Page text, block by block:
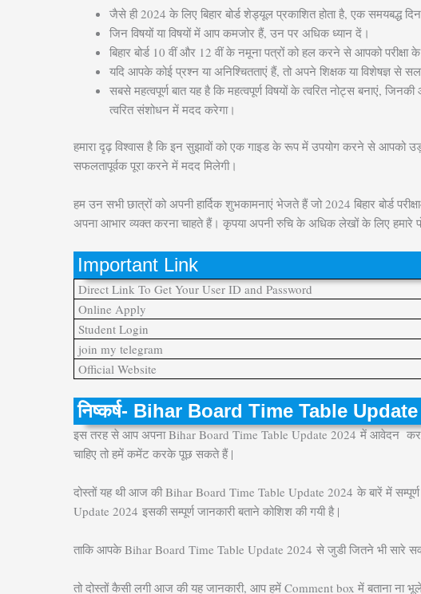
जैसे ही 2024 के लिए बिहार बोर्ड शेड्यूल प्रकाशित होता है, एक समयबद्ध
जिन विषयों या विषयों में आप कमजोर हैं, उन पर अधिक ध्यान दें।
बिहार बोर्ड 10 वीं और 12 वीं के नमूना पत्रों को हल करने से आपको परीक्षा
यदि आपके कोई प्रश्न या अनिश्चितताएं हैं, तो अपने शिक्षक या विशेषज्ञ से
सबसे महत्वपूर्ण बात यह है कि महत्वपूर्ण विषयों के त्वरित नोट्स बनाएं,
त्वरित संशोधन में मदद करेगा।
हमारा दृढ़ विश्वास है कि इन सुझावों को एक गाइड के रूप में उपयोग करने से आपको
सफलतापूर्वक पूरा करने में मदद मिलेगी।
हम उन सभी छात्रों को अपनी हार्दिक शुभकामनाएं भेजते हैं जो 2024 बिहार बोर्ड
अपना आभार व्यक्त करना चाहते हैं। कृपया अपनी रुचि के अधिक लेखों के लिए हमारे
Important Link
Direct Link To Get Your User ID and Password
Online Apply
Student Login
join my telegram
Official Website
निष्कर्ष- Bihar Board Time Table
इस तरह से आप अपना Bihar Board Time Table Update 2024 में आवेदन कर
चाहिए तो हमें कमेंट करके पूछ सकते हैं |
दोस्तों यह थी आज की Bihar Board Time Table Update 2024 के बारें में
Update 2024 इसकी सम्पूर्ण जानकारी बताने कोशिश की गयी है |
ताकि आपके Bihar Board Time Table Update 2024 से जुडी जितने भी सारे
तो दोस्तों कैसी लगी आज की यह जानकारी, आप हमें Comment box में बताना